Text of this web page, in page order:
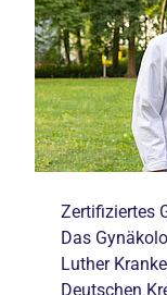
Zertifiziertes
Das
Luther
Deutschen